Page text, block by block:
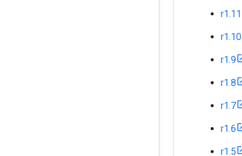
r1.11
r1.10
r1.9
r1.8
r1.7
r1.6
r1.5